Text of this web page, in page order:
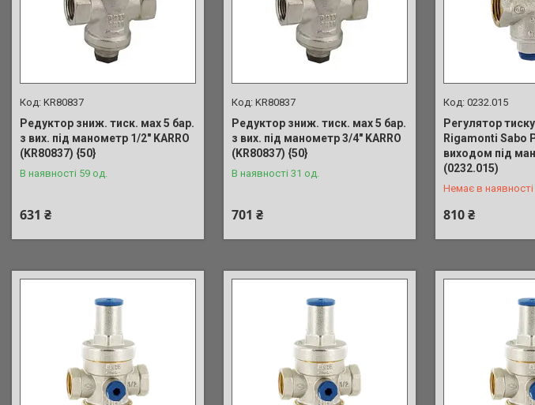
KR80837
Редуктор зниж. тиск. мах 5 бар.
з вих. під манометр 1/2" KARRO
(KR80837) {50}
В наявності 59 од.
631 ₴
KR80837
Редуктор зниж. тиск. мах 5 бар.
з вих. під манометр 3/4" KARRO
(KR80837) {50}
В наявності 31 од.
701 ₴
0232.015
Регулятор
Rigamonti Sabo
виходом під
(0232.015)
Немає в наявності
810 ₴
+380 (73) 687-71-